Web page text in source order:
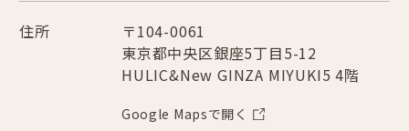
住所
〒104-0061
東京都中央区銀座5丁目5-12
HULIC&New GINZA MIYUKI5 4階
Google Mapsで開く